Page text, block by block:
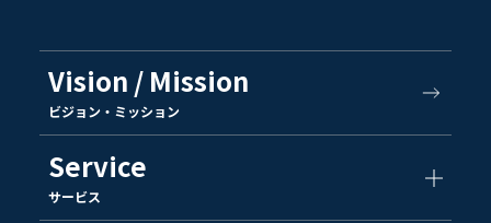
Vision / Mission
ビジョン・ミッション
Service
サービス